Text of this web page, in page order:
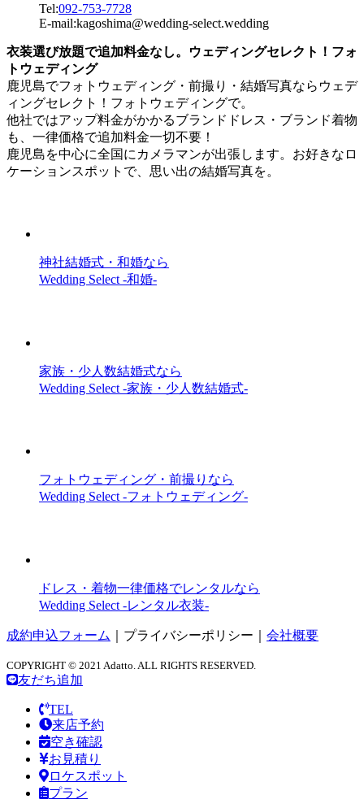
Tel:092-753-7728
E-mail:kagoshima@wedding-select.wedding
衣装選び放題で追加料金なし。ウェディングセレクト！フォ
トウェディング
鹿児島でフォトウェディング・前撮り・結婚写真ならウェデ
ィングセレクト！フォトウェディングで。
他社ではアップ料金がかかるブランドドレス・ブランド着物
も、一律価格で追加料金一切不要！
鹿児島を中心に全国にカメラマンが出張します。お好きなロ
ケーションスポットで、思い出の結婚写真を。
神社結婚式・和婚なら
Wedding Select -和婚-
家族・少人数結婚式なら
Wedding Select -家族・少人数結婚式-
フォトウェディング・前撮りなら
Wedding Select -フォトウェディング-
ドレス・着物一律価格でレンタルなら
Wedding Select -レンタル衣装-
成約申込フォーム プライバシーポリシー 会社概要
COPYRIGHT © 2021 Adatto. ALL RIGHTS RESERVED.
友だち追加
TEL
来店予約
空き確認
お見積り
ロケスポット
プラン